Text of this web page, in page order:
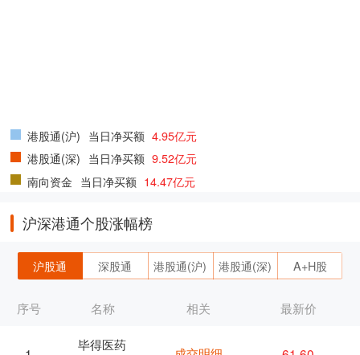
港股通(沪) 当日净买额 4.95亿元
港股通(深) 当日净买额 9.52亿元
南向资金 当日净买额 14.47亿元
沪深港通个股涨幅榜
沪股通 深股通 港股通(沪) 港股通(深) A+H股
序号 名称
毕得医药
相关 最新价